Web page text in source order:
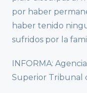
por haber
haber tenido
sufridos por la
INFORMA:
Superior Tribunal